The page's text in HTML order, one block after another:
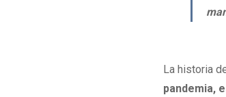
La historia
pandemia,